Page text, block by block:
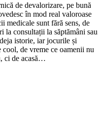
de devalorizare, pe bună
în mod real valoroase
medicale sunt fără sens, de
la consultații la săptămâni sau
istorie, iar jocurile și
de vreme ce oamenii nu
ci de acasă…